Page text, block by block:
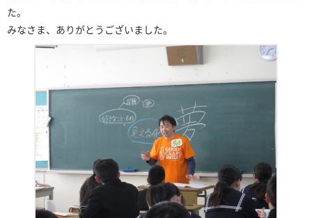
た。
みなさま、ありがとうございました。